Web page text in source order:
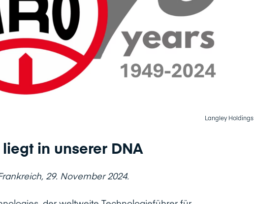
Langley Holdings
in unserer DNA
29. November 2024.